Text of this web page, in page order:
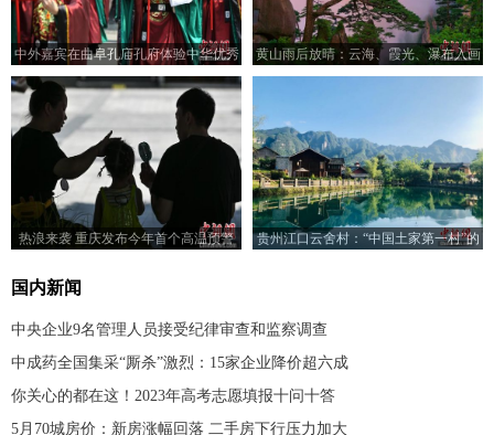
中外嘉宾在曲阜孔庙孔府体验中华优秀
传统文化
黄山雨后放晴：云海、霞光、瀑布入画
来
热浪来袭 重庆发布今年首个高温预警
贵州江口云舍村：“中国土家第一村”的
国内新闻
中央企业9名管理人员接受纪律审查和监察调查
中成药全国集采“厮杀”激烈：15家企业降价超六成
你关心的都在这！2023年高考志愿填报十问十答
5月70城房价：新房涨幅回落 二手房下行压力加大